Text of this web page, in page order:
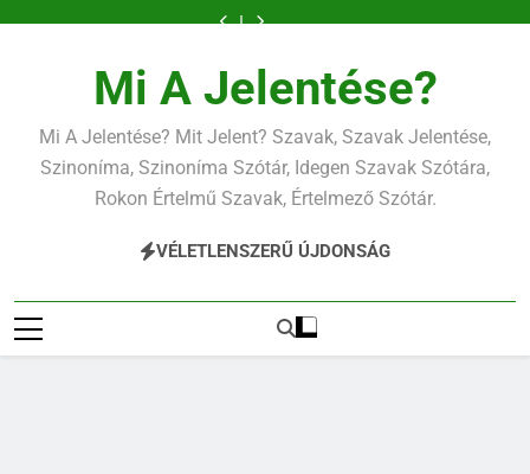
Mi A Jelentése?
Mi A Jelentése? Mit Jelent? Szavak, Szavak Jelentése,
Szinoníma, Szinoníma Szótár, Idegen Szavak Szótára,